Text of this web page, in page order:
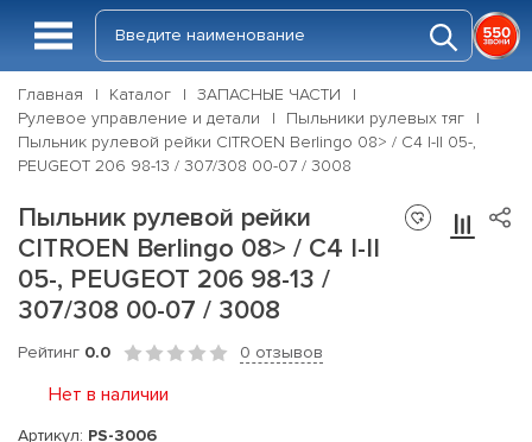
Главная Каталог
ЗАПАСНЫЕ ЧАСТИ
Рулевое управление и детали
Пыльники рулевых тяг
Пыльник рулевой рейки CITROEN Berlingo 08> / C4 I-II 05-,
PEUGEOT 206 98-13 / 307/308 00-07 / 3008
Пыльник рулевой рейки
CITROEN Berlingo 08> / C4 I-II
05-, PEUGEOT 206 98-13 /
307/308 00-07 / 3008
Рейтинг 0.0 0 отзывов
Нет в наличии
Артикул: PS-3006